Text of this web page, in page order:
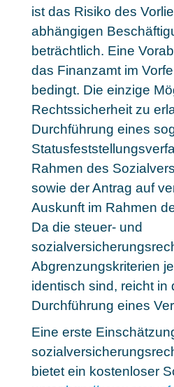
ist das Risiko des
abhängigen
beträchtlich. Eine
das Finanzamt im
bedingt. Die einzige
Rechtssicherheit zu
Durchführung eines
Rahmen des
sowie der Antrag auf
Auskunft im Rahmen
Da die steuer- und
Abgrenzungskriterien
identisch sind, reicht in
Durchführung eines
Eine erste
bietet ein kostenloser